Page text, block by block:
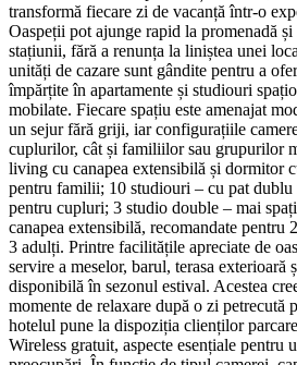
transformă fiecare zi de vacanță într-o
Oaspeții pot ajunge rapid la promenadă
stațiunii, fără a renunța la liniștea unei
unități de cazare sunt gândite pentru a
împărțite în apartamente și studiouri
mobilate. Fiecare spațiu este amenajat
un sejur fără griji, iar configurațiile
cuplurilor, cât și familiilor sau grupurilor
living cu canapea extensibilă și dormitor
pentru familii; 10 studiouri – cu pat
pentru cupluri; 3 studio double – mai
canapea extensibilă, recomandate pentru
3 adulți. Printre facilitățile apreciate de
servire a meselor, barul, terasa exterioară
disponibilă în sezonul estival. Acestea
momente de relaxare după o zi petrecută
hotelul pune la dispoziția clienților
Wireless gratuit, aspecte esențiale pentru